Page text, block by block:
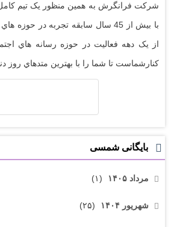
شرکت فرانگرش به همين منظور يک تيم
با بيش از 45 سال سابقه تجربه در
از يک دهه فعاليت در حوزه رسانه هاي
کنارشماست تا شما را با بهترين متدهاي روز
بایگانی شمسی
مرداد ۱۴۰۵ (۱)
شهریور ۱۴۰۴ (۲۵)